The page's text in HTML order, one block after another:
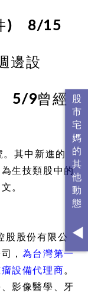
)
8/15
邊設
5/9曾經
其中新進的
生技類股中的
。
股股份有限公
， 為台灣第一
設備代理商。
影像醫學、牙